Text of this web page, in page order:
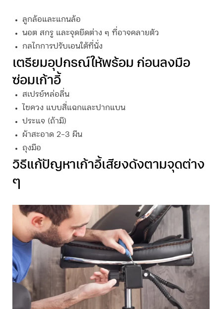
ลูกล้อและแกนล้อ
นอต สกรู และจุดยึดต่าง ๆ ที่อาจคลายตัว
กลไกการปรับเอนใต้ที่นั่ง
เตรียมอุปกรณ์ให้พร้อม ก่อนลงมือ
ซ่อมเก้าอี้
สเปรย์หล่อลื่น
ไขควง แบบสี่แฉกและปากแบน
ประแจ (ถ้ามี)
ผ้าสะอาด 2-3 ผืน
ถุงมือ
วิธีแก้ปัญหาเก้าอี้เสียงดังตามจุดต่าง
ๆ